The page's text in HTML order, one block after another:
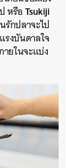
หรือTsukiji
กปลาจะไป
รงบันดาลใจ
ายในจะแบ่ง